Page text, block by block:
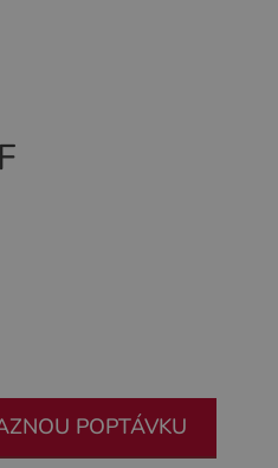
POPTÁVKU